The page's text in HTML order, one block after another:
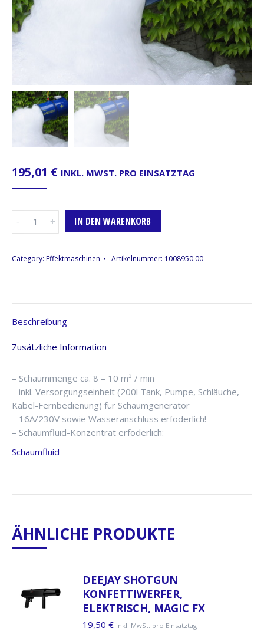
195,01 € INKL. MWST. PRO EINSATZTAG
IN DEN WARENKORB
Category: Effektmaschinen Artikelnummer: 1008950.00
Beschreibung
Zusätzliche Information
– Schaummenge ca. 8 – 10 m³ / min
– inkl. Versorgungseinheit (200l Tank, Pumpe, Schläuche,
Kabel-Fernbedienung) für Schaumgenerator
– 16A/230V sowie Wasseranschluss erfoderlich!
– Schaumfluid-Konzentrat erfoderlich:
Schaumfluid
ÄHNLICHE PRODUKTE
DEEJAY SHOTGUN
KONFETTIWERFER,
ELEKTRISCH, MAGIC FX
19,50 € inkl. MwSt. pro Einsatztag